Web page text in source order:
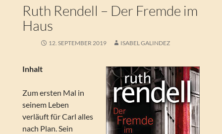
Ruth Rendell – Der Fremde im
Haus
12. SEPTEMBER 2019 ISABEL GALINDEZ
Inhalt
Zum ersten Mal in
seinem Leben
verläuft für Carl alles
nach Plan. Sein